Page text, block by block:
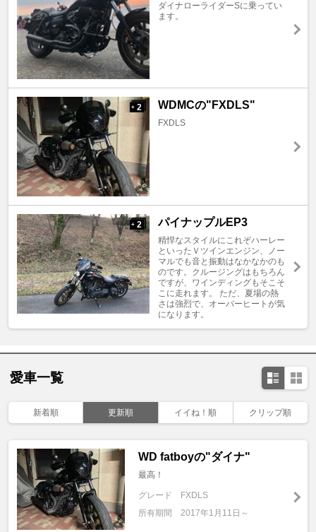
ダイナローライダーSに乗ってい
ます。
+ 2 WDMCの"FXDLS"
FXDLS
+ 2 パイナップルEP3
精悍なスタイルにこれぞハーレー
といったＶツインエンジン、ノー
マルでも音と振動はなかなかのも
のです。クルージングはもちろん
ですが、ワインディングもそこそ
こに走れます。 ただ、夏場の熱
さは強烈で、オーバーヒートが気
になります。
愛車一覧
新着順 更新順 イイね！順 クリップ順
WD fatboyの"ダイナ"
最高！
グレード
FXDLS
所有期間
2017年1月11日～